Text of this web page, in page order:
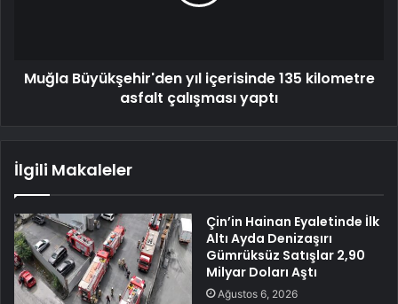
Muğla Büyükşehir'den yıl içerisinde 135 kilometre
asfalt çalışması yaptı
İlgili Makaleler
Çin’in Hainan Eyaletinde İlk
Altı Ayda Denizaşırı
Gümrüksüz Satışlar 2,90
Milyar Doları Aştı
Ağustos 6, 2026